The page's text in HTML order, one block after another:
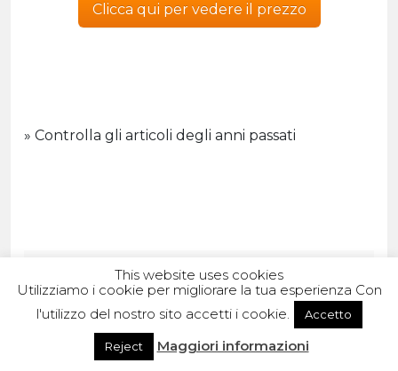
Clicca qui per vedere il prezzo
» Controlla gli articoli degli anni passati
VUOI SAPERNE DI PIÙ? SCRIVICI!
This website uses cookies
Utilizziamo i cookie per migliorare la tua esperienza Con
l'utilizzo del nostro sito accetti i cookie.
Accetto
Reject Maggiori informazioni